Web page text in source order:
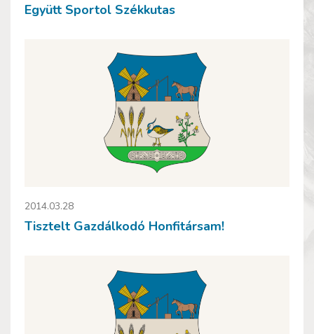
Együtt Sportol Székkutas
2014.03.28
Tisztelt Gazdálkodó Honfitársam!